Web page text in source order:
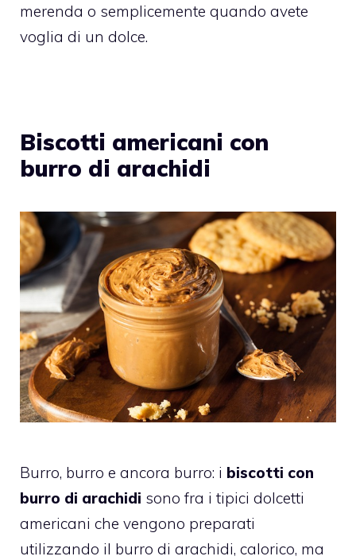
merenda o semplicemente quando avete
voglia di un dolce.
Biscotti americani con
burro di arachidi
Burro, burro e ancora burro: i biscotti con
burro di arachidi sono fra i tipici dolcetti
americani che vengono preparati
utilizzando il burro di arachidi, calorico, ma